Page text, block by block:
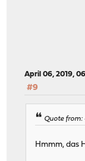
April 06, 2019,
#9
Quote from:
Hmmm, das